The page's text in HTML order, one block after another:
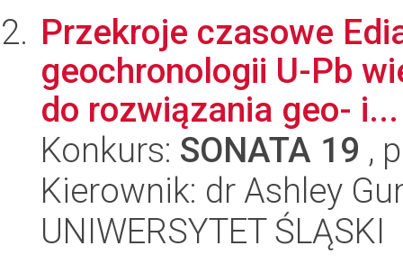
Przekroje czasowe
geochronologii U-Pb
do rozwiązania geo- i...
Konkurs: SONATA 19 ,
Kierownik: dr Ashley
UNIWERSYTET ŚLĄSKI